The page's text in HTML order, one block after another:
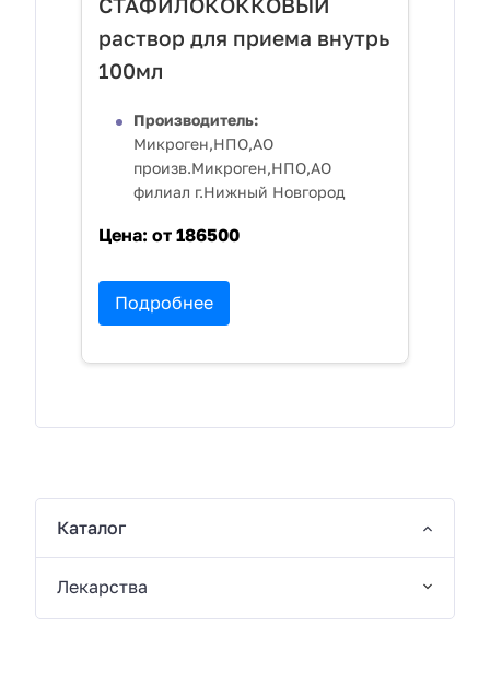
раствор для приема внутрь
100мл
Производитель:
Микроген,НПО,АО
произв.Микроген,НПО,АО
филиал г.Нижный Новгород
Цена: от 186500
Подробнее
Каталог
Лекарства